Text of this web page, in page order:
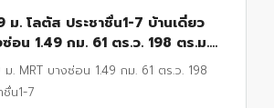
. โลตัส ประชาชื่น1-7 บ้านเดี่ยว
อน 1.49 กม. 61 ตร.ว. 198 ตร.ม.
มห้องนอนชั้นล่าง
. MRT บางซ่อน 1.49 กม. 61 ตร.ว. 198
ชื่น1-7